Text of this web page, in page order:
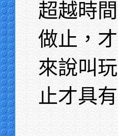
超越時
做止，
來說叫
止才具